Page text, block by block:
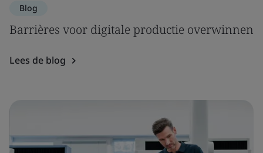
Blog
Barrières voor digitale productie overwinnen
Lees de blog